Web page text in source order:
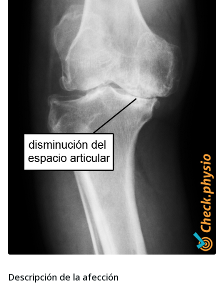
Descripción de la afección